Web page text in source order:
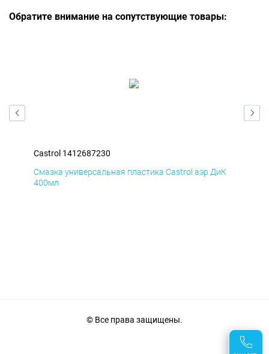
Обратите внимание на сопутствующие товары:
Castrol 1412687230
Смазка универсальная пластика Castrol аэр ДиК
400мл
© Все права защищены.